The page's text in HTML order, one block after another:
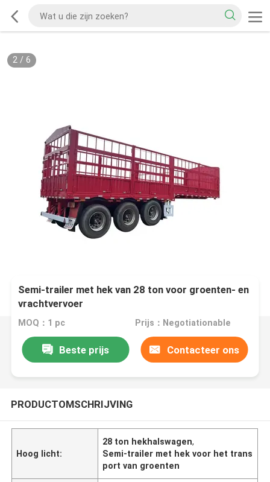
2/ 6
Semi-trailer met hek van 28 ton voor groenten- en
vrachtvervoer
MOQ：1 pc Prijs：Negotiationable
Beste prijs Contacteer ons
PRODUCTOMSCHRIJVING
Hoog licht:
28 ton hekhalswagen,
Semi-trailer met hek voor het trans
port van groenten